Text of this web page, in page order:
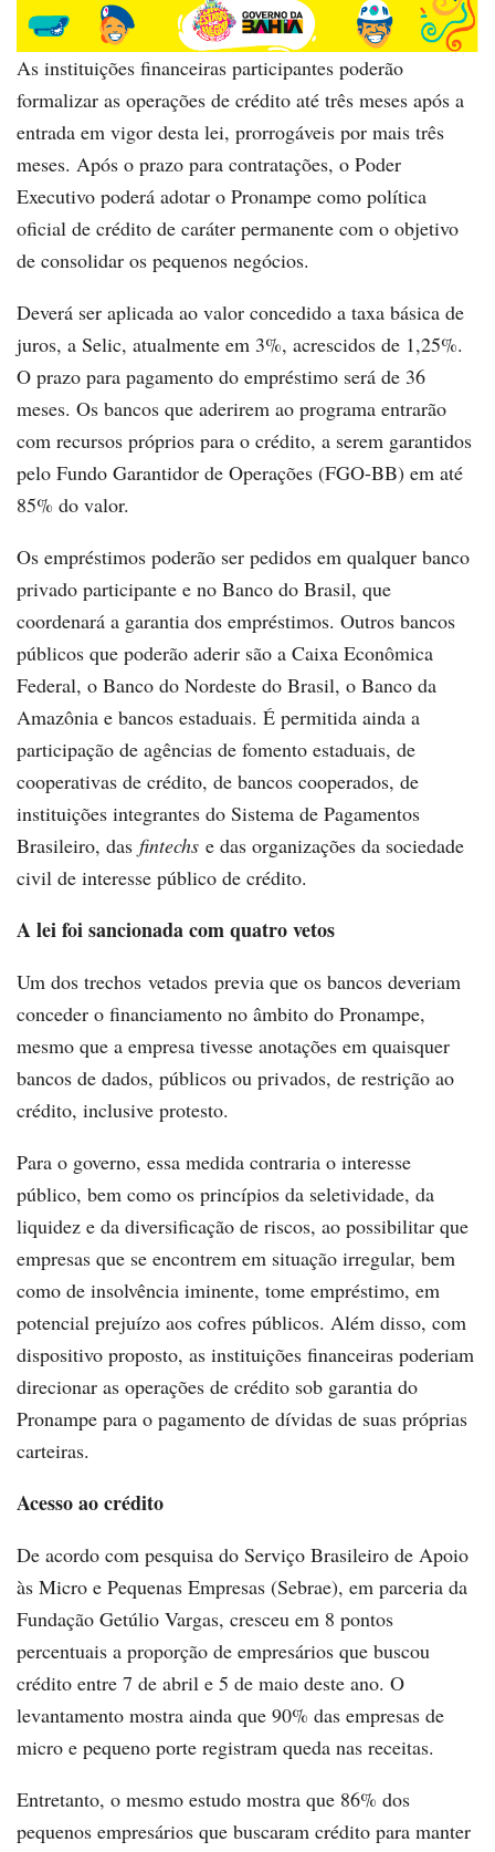
As instituições financeiras participantes poderão
formalizar as operações de crédito até três meses após a
entrada em vigor desta lei, prorrogáveis por mais três
meses. Após o prazo para contratações, o Poder
Executivo poderá adotar o Pronampe como política
oficial de crédito de caráter permanente com o objetivo
de consolidar os pequenos negócios.
Deverá ser aplicada ao valor concedido a taxa básica de
juros, a Selic, atualmente em 3%, acrescidos de 1,25%.
O prazo para pagamento do empréstimo será de 36
meses. Os bancos que aderirem ao programa entrarão
com recursos próprios para o crédito, a serem garantidos
pelo Fundo Garantidor de Operações (FGO-BB) em até
85% do valor.
Os empréstimos poderão ser pedidos em qualquer banco
privado participante e no Banco do Brasil, que
coordenará a garantia dos empréstimos. Outros bancos
públicos que poderão aderir são a Caixa Econômica
Federal, o Banco do Nordeste do Brasil, o Banco da
Amazônia e bancos estaduais. É permitida ainda a
participação de agências de fomento estaduais, de
cooperativas de crédito, de bancos cooperados, de
instituições integrantes do Sistema de Pagamentos
Brasileiro, das fintechs e das organizações da sociedade
civil de interesse público de crédito.
A lei foi sancionada com quatro vetos
Um dos trechos vetados previa que os bancos deveriam
conceder o financiamento no âmbito do Pronampe,
mesmo que a empresa tivesse anotações em quaisquer
bancos de dados, públicos ou privados, de restrição ao
crédito, inclusive protesto.
Para o governo, essa medida contraria o interesse
público, bem como os princípios da seletividade, da
liquidez e da diversificação de riscos, ao possibilitar que
empresas que se encontrem em situação irregular, bem
como de insolvência iminente, tome empréstimo, em
potencial prejuízo aos cofres públicos. Além disso, com
dispositivo proposto, as instituições financeiras poderiam
direcionar as operações de crédito sob garantia do
Pronampe para o pagamento de dívidas de suas próprias
carteiras.
Acesso ao crédito
De acordo com pesquisa do Serviço Brasileiro de Apoio
às Micro e Pequenas Empresas (Sebrae), em parceria da
Fundação Getúlio Vargas, cresceu em 8 pontos
percentuais a proporção de empresários que buscou
crédito entre 7 de abril e 5 de maio deste ano. O
levantamento mostra ainda que 90% das empresas de
micro e pequeno porte registram queda nas receitas.
Entretanto, o mesmo estudo mostra que 86% dos
pequenos empresários que buscaram crédito para manter